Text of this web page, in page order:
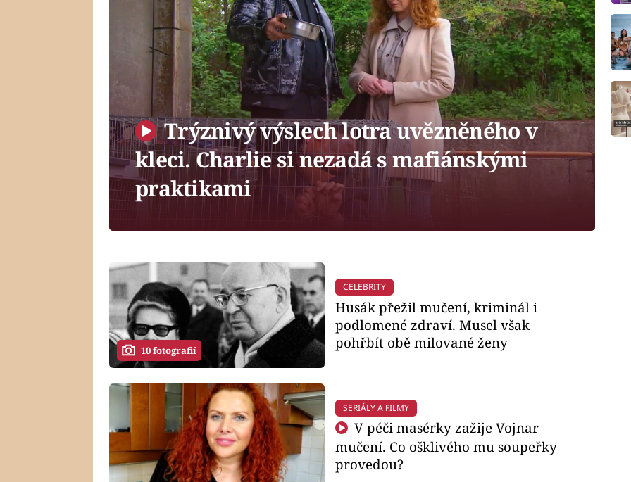
Trýznivý výslech lotra uvězněného v
kleci. Charlie si nezadá s mafiánskými
praktikami
10 fotografií
CELEBRITY
Husák přežil mučení, kriminál i
podlomené zdraví. Musel však
pohřbít obě milované ženy
SERIÁLY A FILMY
V péči masérky zažije Vojnar
mučení. Co ošklivého mu soupeřky
provedou?